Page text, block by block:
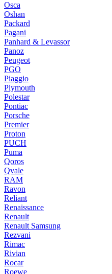
Osca
Oshan
Packard
Pagani
Panhard & Levassor
Panoz
Peugeot
PGO
Piaggio
Plymouth
Polestar
Pontiac
Porsche
Premier
Proton
PUCH
Puma
Qoros
Qvale
RAM
Ravon
Reliant
Renaissance
Renault
Renault Samsung
Rezvani
Rimac
Rivian
Rocar
Roewe